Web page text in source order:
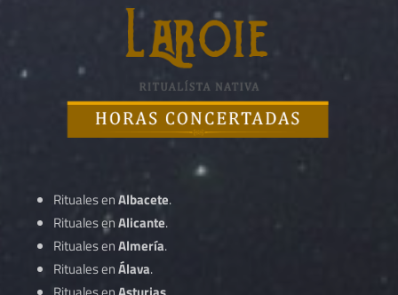
Rituales enAlbacete.
Rituales enAlicante.
Rituales enAlmería.
Rituales enÁlava.